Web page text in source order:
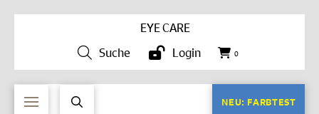
EYE CARE
Suche
Login 0
NEU: FARBTEST